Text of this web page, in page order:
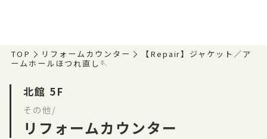
TOP リフォームカウンター
【Repair】ジャケット／ア
ームホールほつれ直し🪡
北館 5F
その他/
リフォームカウンター